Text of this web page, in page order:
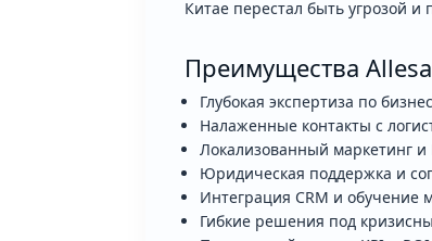
Китае перестал быть угрозой и
Преимущества
Глубокая экспертиза по
Налаженные контакты с
Локализованный маркетинг
Юридическая поддержка и
Интеграция CRM и обучение
Гибкие решения под